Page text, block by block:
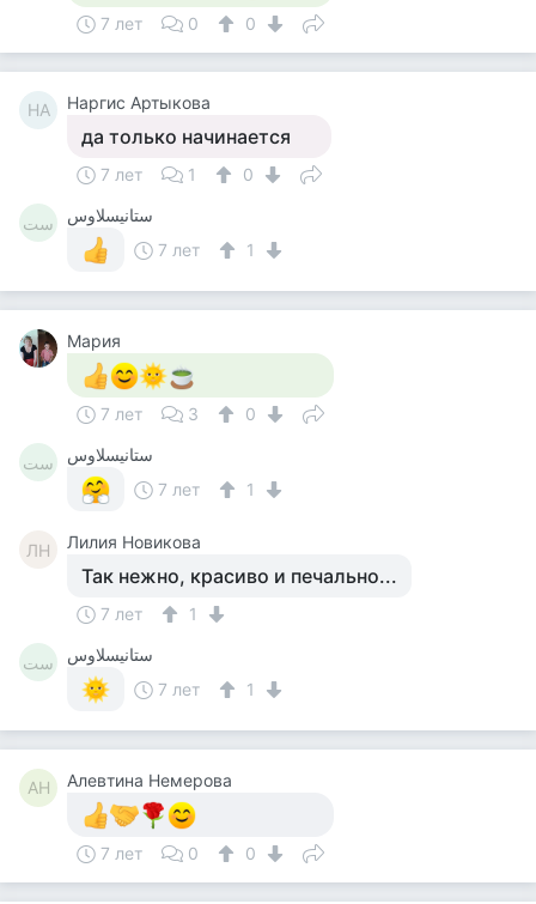
7 лет 0 0
НА Наргис Артыкова
да только начинается
7 лет 1 0
ست
ستانيسلاوس
7 лет
1
Мария
7 лет 3 0
ست
ستانيسلاوس
7 лет
1
ЛН Лилия Новикова
Так нежно, красиво и печально...
7 лет 1
ست
ستانيسلاوس
7 лет
1
АН Алевтина Немерова
7 лет 0 0